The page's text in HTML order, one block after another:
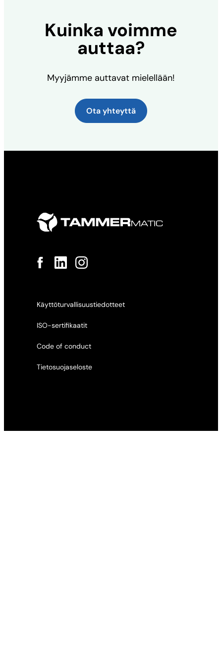
Kuinka voimme
auttaa?
Myyjämme auttavat mielellään!
Ota yhteyttä
FacebookLinkedInInstagram
Käyttöturvallisuustiedotteet
ISO-sertifikaatit
Code of conduct
Tietosuojaseloste